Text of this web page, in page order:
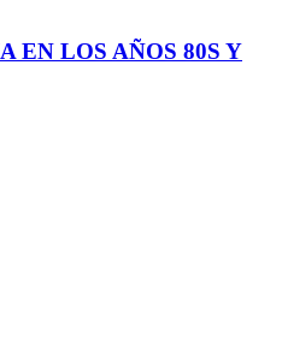
LOS AÑOS 80S Y